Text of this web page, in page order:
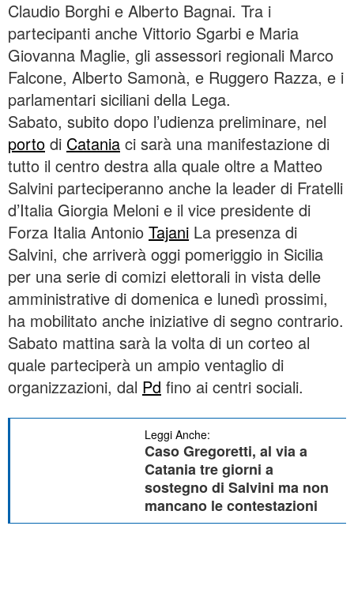
Claudio Borghi e Alberto Bagnai. Tra i
partecipanti anche Vittorio Sgarbi e Maria
Giovanna Maglie, gli assessori regionali Marco
Falcone, Alberto Samonà, e Ruggero Razza, e i
parlamentari siciliani della Lega.
Sabato, subito dopo l’udienza preliminare, nel
porto di Catania ci sarà una manifestazione di
tutto il centro destra alla quale oltre a Matteo
Salvini parteciperanno anche la leader di Fratelli
d’Italia Giorgia Meloni e il vice presidente di
Forza Italia Antonio Tajani La presenza di
Salvini, che arriverà oggi pomeriggio in Sicilia
per una serie di comizi elettorali in vista delle
amministrative di domenica e lunedì prossimi,
ha mobilitato anche iniziative di segno contrario.
Sabato mattina sarà la volta di un corteo al
quale parteciperà un ampio ventaglio di
organizzazioni, dal Pd fino ai centri sociali.
Leggi Anche:
Caso Gregoretti, al via a
Catania tre giorni a
sostegno di Salvini ma non
mancano le contestazioni